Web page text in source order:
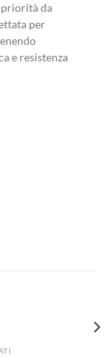
priorità da
per
e resistenza